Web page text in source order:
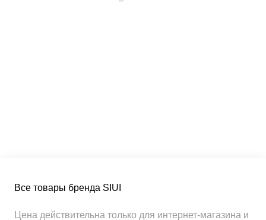
Все товары бренда SIUI
Цена действительна только для интернет-магазина и